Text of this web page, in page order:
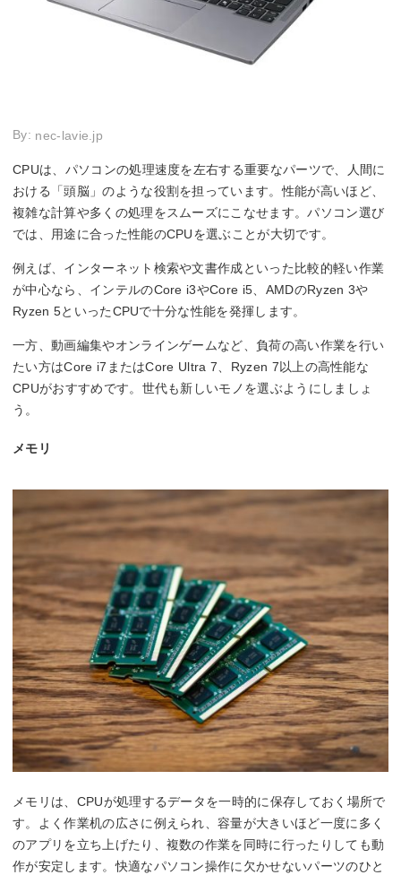
By: nec-lavie.jp
CPUは、パソコンの処理速度を左右する重要なパーツで、人間に
おける「頭脳」のような役割を担っています。性能が高いほど、
複雑な計算や多くの処理をスムーズにこなせます。パソコン選び
では、用途に合った性能のCPUを選ぶことが大切です。
例えば、インターネット検索や文書作成といった比較的軽い作業
が中心なら、インテルのCore i3やCore i5、AMDのRyzen 3や
Ryzen 5といったCPUで十分な性能を発揮します。
一方、動画編集やオンラインゲームなど、負荷の高い作業を行い
たい方はCore i7またはCore Ultra 7、Ryzen 7以上の高性能な
CPUがおすすめです。世代も新しいモノを選ぶようにしましょ
う。
メモリ
メモリは、CPUが処理するデータを一時的に保存しておく場所で
す。よく作業机の広さに例えられ、容量が大きいほど一度に多く
のアプリを立ち上げたり、複数の作業を同時に行ったりしても動
作が安定します。快適なパソコン操作に欠かせないパーツのひと